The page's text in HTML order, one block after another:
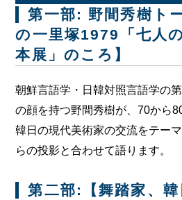
カセ
第一部: 野間秀樹ト
の一里塚1979「七人
本展」のころ】
朝鮮言語学・日韓対照言語学の
の顔を持つ野間秀樹が、70から
韓日の現代美術家の交流をテー
らの投影と合わせて語ります。
第二部:【舞踏家、